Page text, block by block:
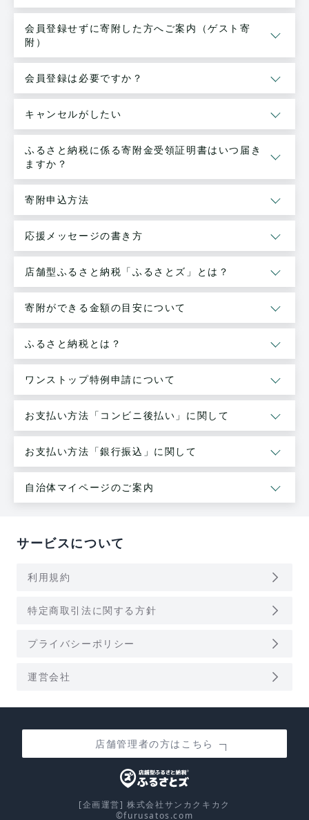
会員登録せずに寄附した方へご案内（ゲスト寄
附）
会員登録は必要ですか？
キャンセルがしたい
ふるさと納税に係る寄附金受領証明書はいつ届き
ますか？
寄附申込方法
応援メッセージの書き方
店舗型ふるさと納税「ふるさとズ」とは？
寄附ができる金額の目安について
ふるさと納税とは？
ワンストップ特例申請について
お支払い方法「コンビニ後払い」に関して
お支払い方法「銀行振込」に関して
自治体マイページのご案内
サービスについて
利用規約 arrow_forward_ios
特定商取引法に関する方針 arrow_forward_ios
プライバシーポリシー arrow_forward_ios
運営会社 arrow_forward_ios
店舗管理者の方はこちら
[企画運営] 株式会社サンカクキカク
©furusatos.com